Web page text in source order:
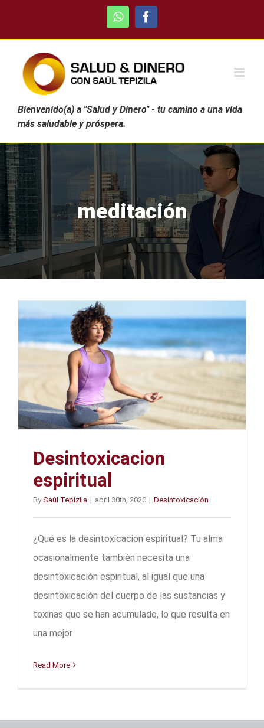
WhatsAppFacebook
Bienvenido(a) a "Salud y Dinero" - tu camino a una vida
más saludable y próspera.
meditación
Desintoxicacion
espiritual
BySaúl Tepizila | abril 30th, 2020 | Desintoxicación
¿Qué es la desintoxicacion espiritual? Tu alma
ocasionalmente también necesita una
desintoxicación espiritual, al igual que una
desintoxicación del cuerpo de las sustancias y
toxinas que se han acumulado, lo que resulta en
una mejor
Read More